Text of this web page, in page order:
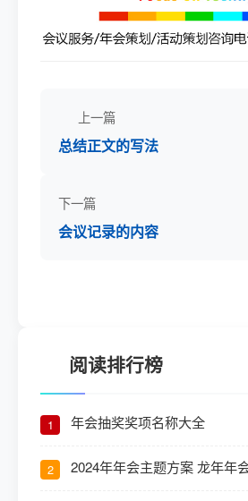
上一篇
总结正文的写法
下一篇
会议记录的内容
阅读排行榜
1 年会抽奖奖项名称大全
2 2024年年会主题方案 龙年年